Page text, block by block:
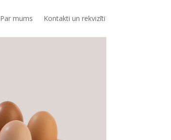
Par mums Kontakti un rekvizīti